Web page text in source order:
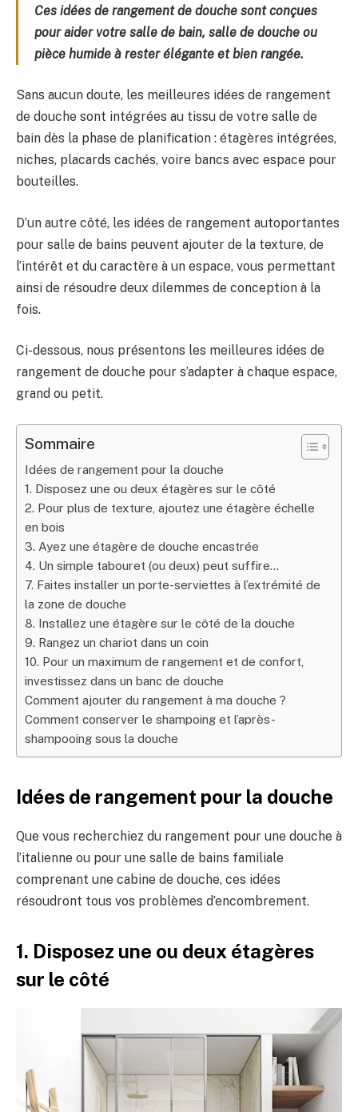
Ces idées de rangement de douche sont conçues
pour aider votre salle de bain, salle de douche ou
pièce humide à rester élégante et bien rangée.
Sans aucun doute, les meilleures idées de rangement
de douche sont intégrées au tissu de votre salle de
bain dès la phase de planification : étagères intégrées,
niches, placards cachés, voire bancs avec espace pour
bouteilles.
D’un autre côté, les idées de rangement autoportantes
pour salle de bains peuvent ajouter de la texture, de
l’intérêt et du caractère à un espace, vous permettant
ainsi de résoudre deux dilemmes de conception à la
fois.
Ci-dessous, nous présentons les meilleures idées de
rangement de douche pour s’adapter à chaque espace,
grand ou petit.
Sommaire
Idées de rangement pour la douche
1. Disposez une ou deux étagères sur le côté
2. Pour plus de texture, ajoutez une étagère échelle
en bois
3. Ayez une étagère de douche encastrée
4. Un simple tabouret (ou deux) peut suffire…
7. Faites installer un porte-serviettes à l’extrémité de
la zone de douche
8. Installez une étagère sur le côté de la douche
9. Rangez un chariot dans un coin
10. Pour un maximum de rangement et de confort,
investissez dans un banc de douche
Comment ajouter du rangement à ma douche ?
Comment conserver le shampoing et l’après-
shampooing sous la douche
Idées de rangement pour la douche
Que vous recherchiez du rangement pour une douche à
l’italienne ou pour une salle de bains familiale
comprenant une cabine de douche, ces idées
résoudront tous vos problèmes d’encombrement.
1. Disposez une ou deux étagères
sur le côté